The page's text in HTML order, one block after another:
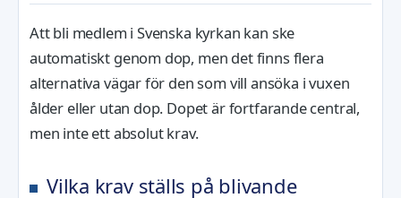
Att bli medlem i Svenska kyrkan kan ske
automatiskt genom dop, men det finns flera
alternativa vägar för den som vill ansöka i vuxen
ålder eller utan dop. Dopet är fortfarande central,
men inte ett absolut krav.
Vilka krav ställs på blivande